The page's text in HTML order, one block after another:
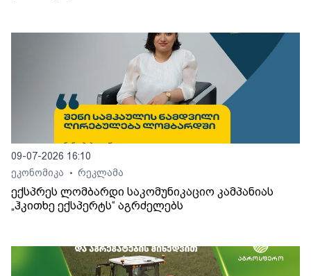
09-07-2026 16:10
ეკონომიკა
• რეკლამა
ექსპრეს ლომბარდი საკომუნიკაციო კამპანიას
„ჰკითხე ექსპერტს“ აგრძელებს